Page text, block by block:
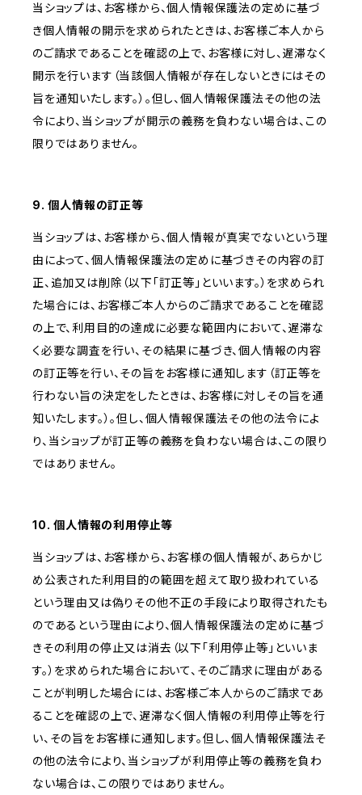
当ショップは、お客様から、個人情報保護法の定めに基づ
き個人情報の開示を求められたときは、お客様ご本人から
のご請求であることを確認の上で、お客様に対し、遅滞なく
開示を行います（当該個人情報が存在しないときにはその
旨を通知いたします。）。但し、個人情報保護法その他の法
令により、当ショップが開示の義務を負わない場合は、この
限りではありません。
9. 個人情報の訂正等
当ショップは、お客様から、個人情報が真実でないという理
由によって、個人情報保護法の定めに基づきその内容の訂
正、追加又は削除（以下「訂正等」といいます。）を求められ
た場合には、お客様ご本人からのご請求であることを確認
の上で、利用目的の達成に必要な範囲内において、遅滞な
く必要な調査を行い、その結果に基づき、個人情報の内容
の訂正等を行い、その旨をお客様に通知します（訂正等を
行わない旨の決定をしたときは、お客様に対しその旨を通
知いたします。）。但し、個人情報保護法その他の法令によ
り、当ショップが訂正等の義務を負わない場合は、この限り
ではありません。
10. 個人情報の利用停止等
当ショップは、お客様から、お客様の個人情報が、あらかじ
め公表された利用目的の範囲を超えて取り扱われている
という理由又は偽りその他不正の手段により取得されたも
のであるという理由により、個人情報保護法の定めに基づ
きその利用の停止又は消去（以下「利用停止等」といいま
す。）を求められた場合において、そのご請求に理由がある
ことが判明した場合には、お客様ご本人からのご請求であ
ることを確認の上で、遅滞なく個人情報の利用停止等を行
い、その旨をお客様に通知します。但し、個人情報保護法そ
の他の法令により、当ショップが利用停止等の義務を負わ
ない場合は、この限りではありません。